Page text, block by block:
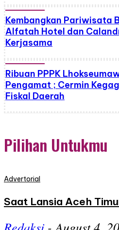
Kembangkan Pariwisata
Alfatah Hotel dan
Kerjasama
Ribuan PPPK
Pengamat ; Cermin
Fiskal Daerah
Pilihan Untukmu
Advertorial
Saat Lansia Aceh